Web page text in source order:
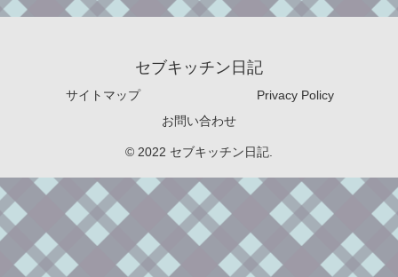
セブキッチン日記
サイトマップ
Privacy Policy
お問い合わせ
© 2022 セブキッチン日記.